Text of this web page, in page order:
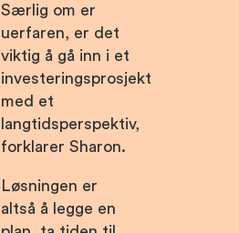
Særlig om er
uerfaren, er det
viktig å gå inn i et
investeringsprosjekt
med et
langtidsperspektiv,
forklarer Sharon.
Løsningen er
altså å legge en